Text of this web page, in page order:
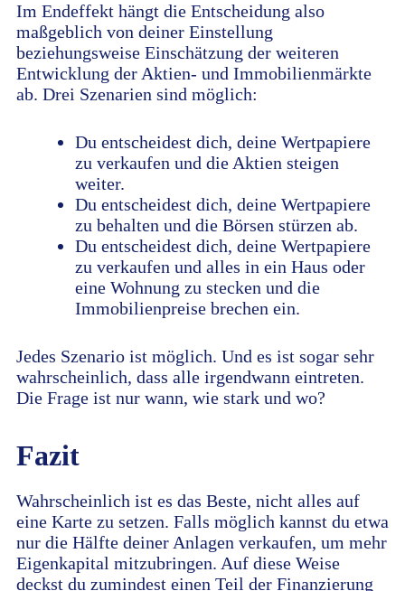
Im Endeffekt hängt die Entscheidung also
maßgeblich von deiner Einstellung
beziehungsweise Einschätzung der weiteren
Entwicklung der Aktien- und Immobilienmärkte
ab. Drei Szenarien sind möglich:
Du entscheidest dich, deine Wertpapiere
zu verkaufen und die Aktien steigen
weiter.
Du entscheidest dich, deine Wertpapiere
zu behalten und die Börsen stürzen ab.
Du entscheidest dich, deine Wertpapiere
zu verkaufen und alles in ein Haus oder
eine Wohnung zu stecken und die
Immobilienpreise brechen ein.
Jedes Szenario ist möglich. Und es ist sogar sehr
wahrscheinlich, dass alle irgendwann eintreten.
Die Frage ist nur wann, wie stark und wo?
Fazit
Wahrscheinlich ist es das Beste, nicht alles auf
eine Karte zu setzen. Falls möglich kannst du etwa
nur die Hälfte deiner Anlagen verkaufen, um mehr
Eigenkapital mitzubringen. Auf diese Weise
deckst du zumindest einen Teil der Finanzierung